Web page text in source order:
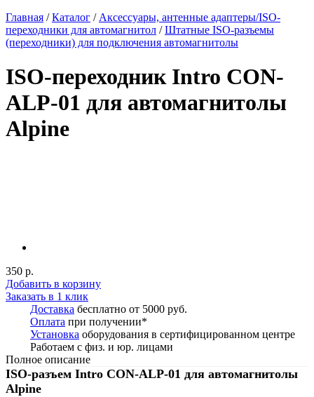
Главная /Каталог / Аксессуары, антенные адаптеры/ISO-
переходники для автомагнитол /Штатные ISO-разъемы
(переходники) для подключения автомагнитолы
ISO-переходник Intro CON-
ALP-01 для автомагнитолы
Alpine
350 р.
Добавить в корзину
Заказать в 1 клик
Доставка бесплатно от 5000 руб.
Оплата при получении*
Установка оборудования в сертифицированном центре
Работаем с физ. и юр. лицами
Полное описание
ISO-разъем Intro CON-ALP-01 для автомагнитолы
Alpine